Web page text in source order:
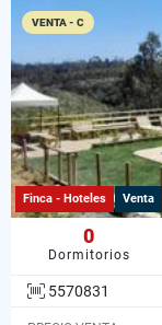
VENTA - C
Finca - Hoteles Venta
0
Dormitorios
5570831